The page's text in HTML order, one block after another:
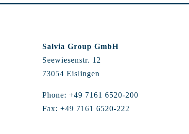
Salvia Group GmbH
Seewiesenstr. 12
73054 Eislingen
Phone: +49 7161 6520-200
Fax: +49 7161 6520-222